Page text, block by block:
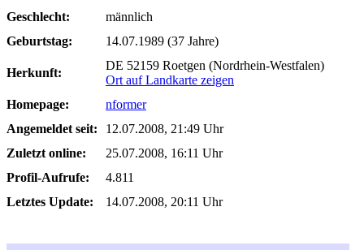
Geschlecht:
männlich
Geburtstag:
14.07.1989 (37 Jahre)
Herkunft:
DE 52159 Roetgen (Nordrhein-Westfalen)
Ort auf Landkarte zeigen
Homepage:
nformer
Angemeldet seit:
12.07.2008, 21:49 Uhr
Zuletzt online:
25.07.2008, 16:11 Uhr
Profil-Aufrufe:
4.811
Letztes Update:
14.07.2008, 20:11 Uhr